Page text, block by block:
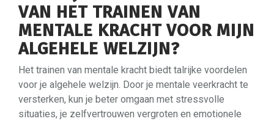
VAN HET TRAINEN VAN
MENTALE KRACHT VOOR MIJN
ALGEHELE WELZIJN?
Het trainen van mentale kracht biedt talrijke voordelen
voor je algehele welzijn. Door je mentale veerkracht te
versterken, kun je beter omgaan met stressvolle
situaties, je zelfvertrouwen vergroten en emotionele